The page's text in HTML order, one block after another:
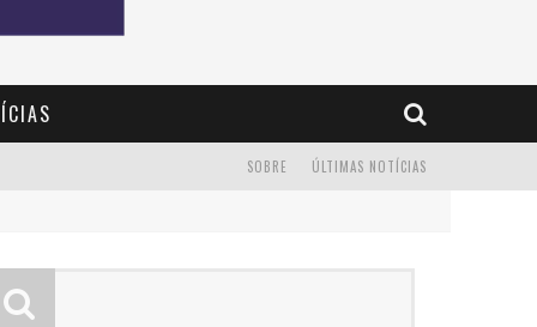
ÚLTIMAS NOTÍCIAS
SOBRE